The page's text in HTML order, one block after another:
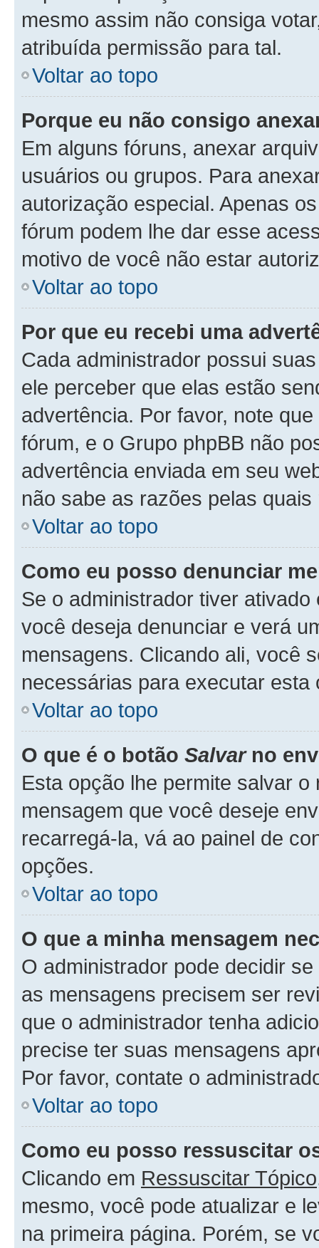
mesmo assim não consiga
atribuída permissão para tal.
Voltar ao topo
Porque eu não consigo
Em alguns fóruns, anexar
usuários ou grupos. Para
autorização especial. Apenas
fórum podem lhe dar esse
motivo de você não estar
Voltar ao topo
Por que eu recebi uma
Cada administrador possui
ele perceber que elas estão
advertência. Por favor, note
fórum, e o Grupo phpBB não
advertência enviada em seu
não sabe as razões pelas
Voltar ao topo
Como eu posso denunciar
Se o administrador tiver
você deseja denunciar e verá
mensagens. Clicando ali, você
necessárias para executar esta
Voltar ao topo
O que é o botão Salvarno
Esta opção lhe permite salvar
mensagem que você deseje
recarregá-la, vá ao painel de
opções.
Voltar ao topo
O que a minha mensagem
O administrador pode decidir
as mensagens precisem ser
que o administrador tenha
precise ter suas mensagens
Por favor, contate o
Voltar ao topo
Como eu posso ressuscitar
Clicando em Ressuscitar Tópico
mesmo, você pode atualizar e
na primeira página. Porém, se